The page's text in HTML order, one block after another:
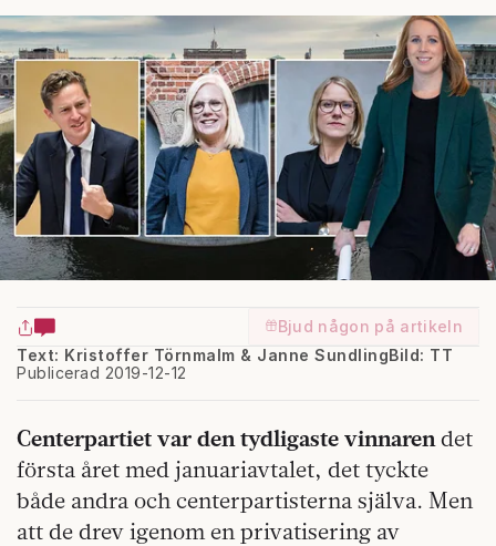
Bjud någon på artikeln
Text: Kristoffer Törnmalm & Janne Sundling
Publicerad 2019-12-12
Bild: TT
Centerpartiet var den tydligaste vinnaren det
första året med januariavtalet, det tyckte
både and­ra och centerpartisterna själva. Men
att de drev igenom en privatisering av